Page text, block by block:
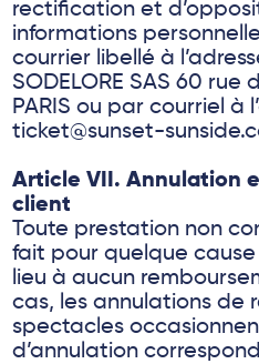
rectification et
informations
courrier libellé à
SODELORE SAS 60 rue
PARIS ou par courriel à
ticket@sunset-
Article VII. Annulation
client
Toute prestation non
fait pour quelque
lieu à aucun
cas, les annulations de
spectacles
d’annulation